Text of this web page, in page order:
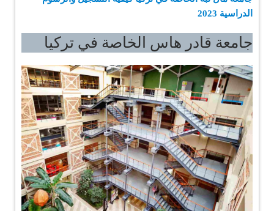
الدراسية 2023
جامعة قادر هاس الخاصة في تركيا